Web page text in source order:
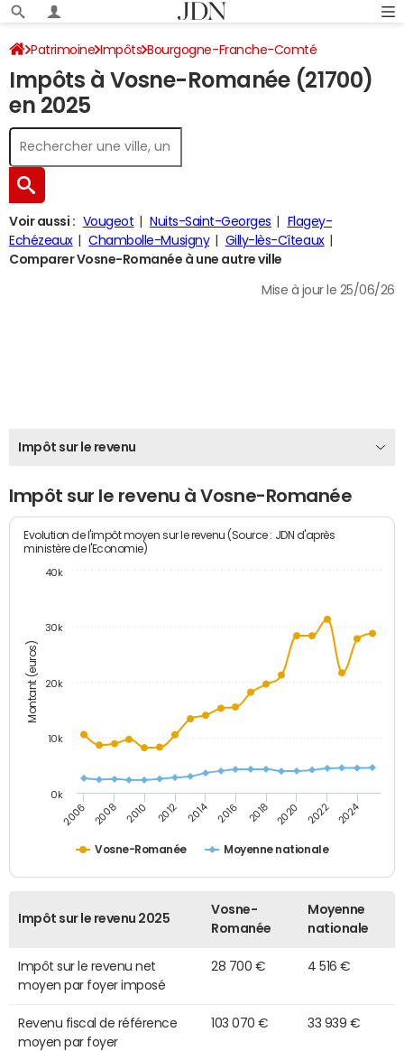
Patrimoine Impôts Bourgogne-Franche-Comté
Côte-d'Or Vosne-Romanée Impôt sur le revenu
Impôts à Vosne-Romanée (21700)
en 2025
Voir aussi : Vougeot Nuits-Saint-Georges
Flagey-
Echézeaux
Chambolle-Musigny
Gilly-lès-Cîteaux
Comparer Vosne-Romanée à une autre ville
Mise à jour le 25/06/26
Impôt sur le revenu
Impôt sur le revenu à Vosne-Romanée
Montant (euros)
Evolution de l'impôt moyen sur le revenu (Source : JDN d'après
ministère de l'Economie)
Vosne-Romanée Moyenne nationale
2006 2008 2010 2012 2014 2016 2018 2020 2022 2024
0k
10k
20k
30k
40k
Impôt sur le revenu 2025
Vosne-
Romanée
Moyenne
nationale
Impôt sur le revenu net
moyen par foyer imposé
28 700 € 4 516 €
Revenu fiscal de référence
moyen par foyer
103 070 € 33 939 €